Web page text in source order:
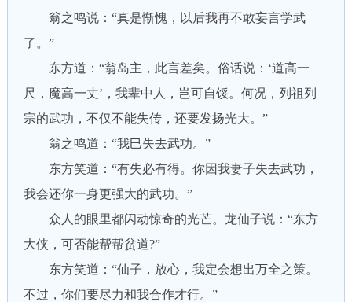
翁之鸣说：“真是惭愧，以后我再不敢妄言学武
了。”
东方道：“翁岛主，此言差矣。俗话说：‘道高一
尺，魔高一丈’，我辈中人，岂可自馁。何况，列祖列
宗的武功，不仅不能失传，还要发扬光大。”
翁之鸣道：“我巳失去武功。”
东方笑道：“有失必有得。你因我妻子失去武功，
我会还你一身更强大的武功。”
众人的眼里都闪动惊奇的光芒。龙仙子说：“东方
大侠，可否能帮帮贫道?”
东方笑道：“仙子，放心，我定会想出万全之策。
不过，你们要尽力和我合作才行。”